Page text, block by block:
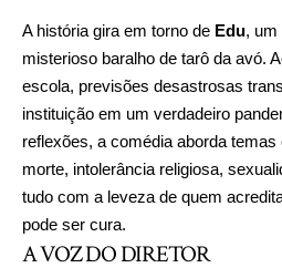
A história gira em torno de Edu, um
misterioso baralho de tarô da avó.
escola, previsões desastrosas
instituição em um verdadeiro
reflexões, a comédia aborda
morte, intolerância religiosa,
tudo com a leveza de quem
pode ser cura.
A VOZ DO DIRETOR